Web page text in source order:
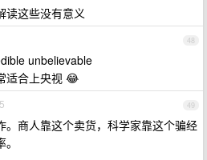
读这些没有意义
48
unbelievable
适合上央视 😂
49
。商人靠这个卖货，科学家靠这个骗经